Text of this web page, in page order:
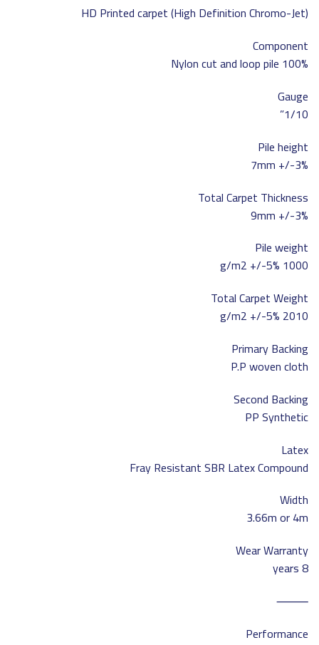
HD Printed carpet (High Definition Chromo-Jet)
Component
100% Nylon cut and loop pile
Gauge
1/10”
Pile height
7mm +/-3%
Total Carpet Thickness
9mm +/-3%
Pile weight
1000 g/m2 +/-5%
Total Carpet Weight
2010 g/m2 +/-5%
Primary Backing
P.P woven cloth
Second Backing
PP Synthetic
Latex
Fray Resistant SBR Latex Compound
Width
3.66m or 4m
Wear Warranty
8 years
⸻
Performance